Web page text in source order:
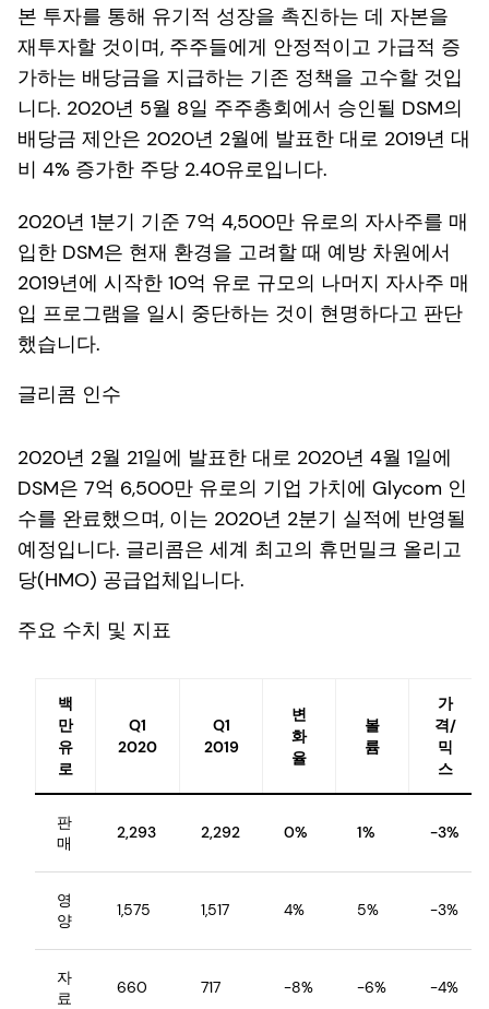
본 투자를 통해 유기적 성장을 촉진하는 데 자본을
재투자할 것이며, 주주들에게 안정적이고 가급적 증
가하는 배당금을 지급하는 기존 정책을 고수할 것입
니다. 2020년 5월 8일 주주총회에서 승인될 DSM의
배당금 제안은 2020년 2월에 발표한 대로 2019년 대
비 4% 증가한 주당 2.40유로입니다.
2020년 1분기 기준 7억 4,500만 유로의 자사주를 매
입한 DSM은 현재 환경을 고려할 때 예방 차원에서
2019년에 시작한 10억 유로 규모의 나머지 자사주 매
입 프로그램을 일시 중단하는 것이 현명하다고 판단
했습니다.
글리콤 인수
2020년 2월 21일에 발표한 대로 2020년 4월 1일에
DSM은 7억 6,500만 유로의 기업 가치에 Glycom 인
수를 완료했으며, 이는 2020년 2분기 실적에 반영될
예정입니다. 글리콤은 세계 최고의 휴먼밀크 올리고
당(HMO) 공급업체입니다.
주요 수치 및 지표
백
만
유
로
Q1
2020
Q1
2019
변
화
율
볼
륨
가
격/
믹
스
판
매
2,293 2,292 0% 1% -3%
영
양
1,575 1,517 4% 5% -3%
자
료
660 717 -8% -6% -4%